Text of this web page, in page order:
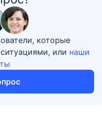
которые
или наши